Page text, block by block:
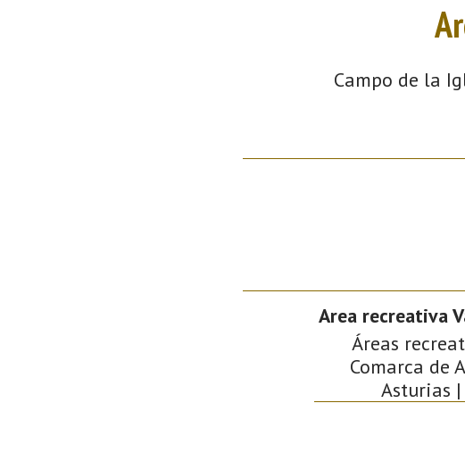
Campo de la
Area recreativa
Áreas
Comarca de
Asturias